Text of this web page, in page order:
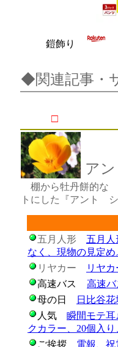
鎧飾り
◆関連記事
□
ア
棚から牡丹餅的な
トにした『アント